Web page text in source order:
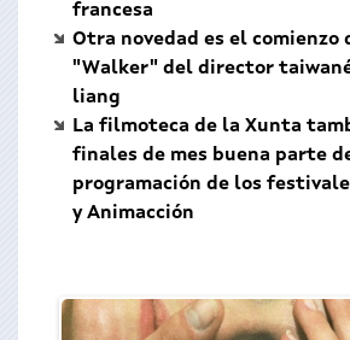
francesa
Otra novedad es el comienzo
"Walker" del director
liang
La filmoteca de la Xunta
finales de mes buena parte
programación de los
y Animacción